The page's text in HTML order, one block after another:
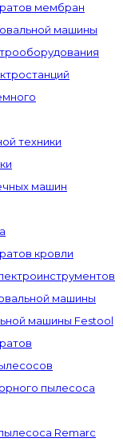
мембран
машины
техники
машин
кровли
машины
машины Festool
пылесоса
Remarc